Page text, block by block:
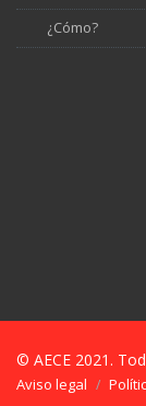
¿Cómo?
© AECE 2021.
Aviso legal